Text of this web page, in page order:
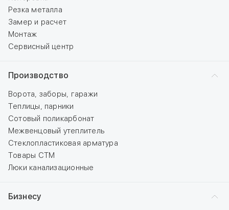
Резка металла
Замер и расчет
Монтаж
Сервисный центр
Производство
Ворота, заборы, гаражи
Теплицы, парники
Сотовый поликарбонат
Межвенцовый утеплитель
Стеклопластиковая арматура
Товары СТМ
Люки канализационные
Бизнесу